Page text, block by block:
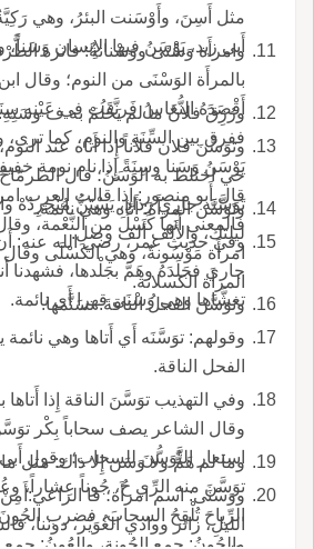
مثل أَسِنَ، وأَوْسَنت البئرُ، وهي
أَبي زيد، يَوْسَنُ فيها الإِنسان
وامرأَة وَسْنَى ووَسْنانةٌ: فاترة
بالمرأَة الوَسْنَى من النوم؛ وقال
أَقْصَدَهُ النُّعَاسُ فَرنَّقَت في عَيْنهِ
ففرق بين السِّنَةِ والنوم، كما
يَوْسَنُ وَسَنا وسِنَةً إِذا نام نومة
قال أَبو منصور: إِذا قالت العرب
فالمعنى أَنها كَسْلَ من النَّعْمة،
امرأَة مَوْسُونةٌ، وهي الكَسْلَى
المرأَة الكسلانة.
ورُزِقَ فلانٌ ما لم يَحْلُمْ به ف
وتوَسَّنَ فلان فلاناً إِذا أَتاه عند
حي اختلط به الوَسَنُ؛ قال
تَوَسَّنَه جاري رَذاذٍ، يَسْتَنُّ مُنْجرِدُهْ
ليلتك، والأَلف أَلف وصل.
وتَوَسَّن المرأَة: أَتاه وهي نائمة.
وفي حديث عمر، رضي الله عنه:
جاري فجَلَدَهُ وهَمَّ بجَلْدها، فشهدنا
تغشَّاها وهي وَسْنَى قهرا أَي نائمة.
وتوَسَّنَ الفحلُ الناقةَ: تسَنَّمَها.
وقولهم: توَسَّنَه أَي أَتاها وهي نائمة
الفحل الناقة.
وفي التهذيب توَسَّنَ الناقة إِذا أَتاها
وقال الشاعر يصف سحاباً بِكْر توَسَّن
استعار التَّوَسُّنَ للسحاب؛ وقول
توَسَّنَ منه الرِّي حُ، جُوناً عِشاراً،
الرِّياحَ تُلْقِحُ السحابَ، فضرب الجُونَ
والجُونُ: جمع الجُونةِ، والعُونُ: جمع
وما لم هَمٌّ ولا وَسَن إِلا ذاك: مثل
ووَسْنَى: اسم امرأَة؛ قا
الليلِ، زائر ووادي الغُوَيْر، دوننا،